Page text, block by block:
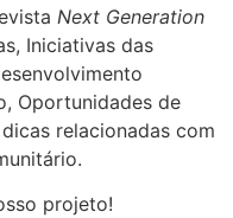
Next Generation
Iniciativas das
Oportunidades de
relacionadas com
projeto!